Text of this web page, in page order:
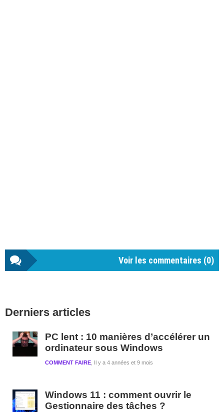
Voir les commentaires (0)
latérale
Derniers articles
PC lent : 10 manières d’accélérer un
ordinateur sous Windows
Il y a 4 années et 9 mois
COMMENT FAIRE
Windows 11 : comment ouvrir le
Gestionnaire des tâches ?